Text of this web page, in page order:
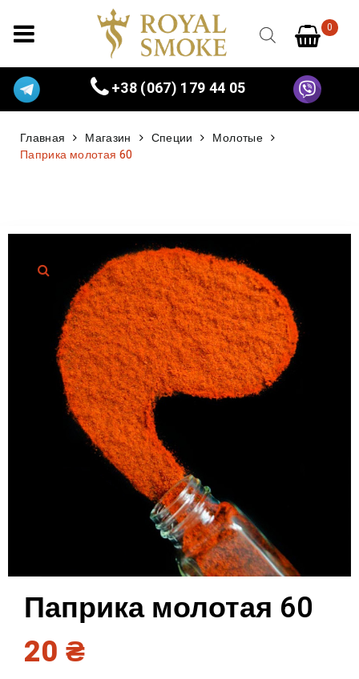
0
+38 (067) 179 44 05
Главная Магазин Специи
Молотые
Паприка молотая 60
Паприка молотая 60
20₴